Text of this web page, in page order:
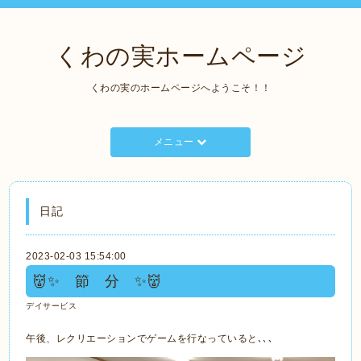
くわの実ホームページ
くわの実のホームページへようこそ！！
メニュー
日記
2023-02-03 15:54:00
👹✨ 節 分 ✨👹
デイサービス
午後、レクリエーションでゲームを行なっていると､､､